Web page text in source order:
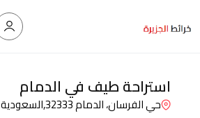
استراحة طيف في الدمام
حي الفرسان، الدمام 32333, السعودية